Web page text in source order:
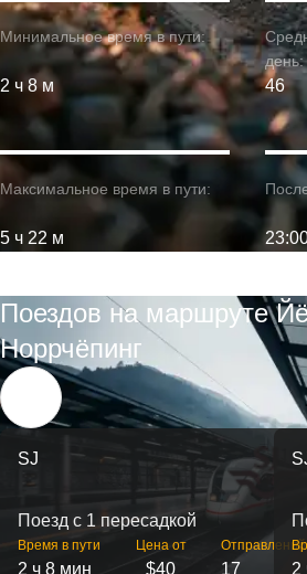
Минимальное время в пути:
2 ч 8 м
Максимальное время в пути:
5 ч 22 м
день:
46
Поездов на маршруте
Норрчёпинг
SJ
Поезд с 1 пересадкой
Время в пути
2 ч 8 мин
Цена от
$40
Отправлений
17 2